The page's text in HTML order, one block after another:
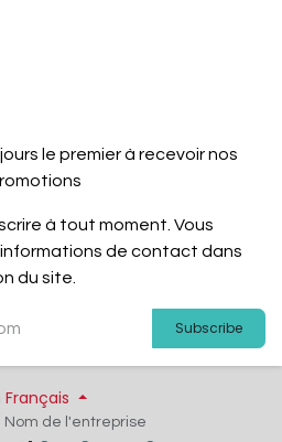
le premier à recevoir nos
à tout moment. Vous
de contact dans
du site.
Subscribe
Nom de l'entreprise
Français